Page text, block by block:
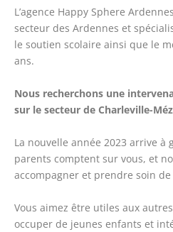
L’agence Happy Sphere
secteur des Ardennes et
le soutien scolaire ainsi que le
ans.
Nous recherchons une
sur le secteur de Charleville-
La nouvelle année 2023 arrive à
parents comptent sur vous, et
accompagner et prendre soin
Vous aimez être utiles aux
occuper de jeunes enfants et